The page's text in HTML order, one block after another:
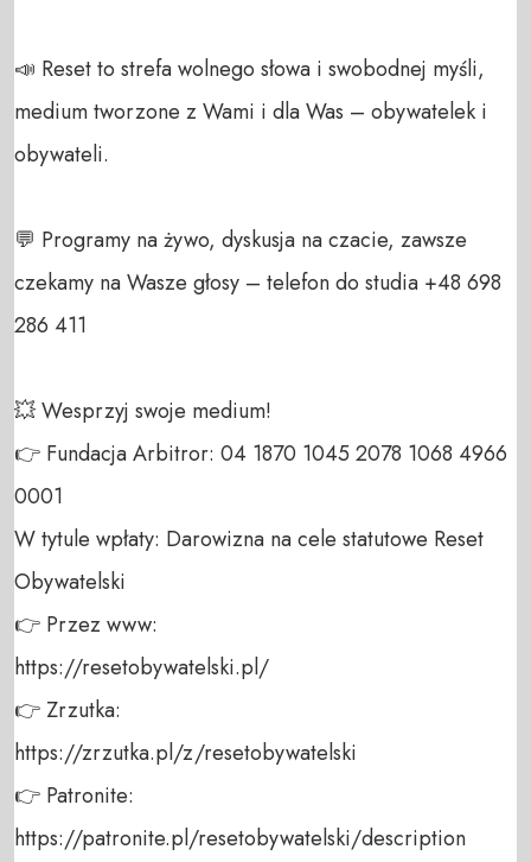
📣 Reset to strefa wolnego słowa i swobodnej myśli,
medium tworzone z Wami i dla Was – obywatelek i
obywateli.
💬 Programy na żywo, dyskusja na czacie, zawsze
czekamy na Wasze głosy – telefon do studia +48 698
286 411
💥 Wesprzyj swoje medium!
👉 Fundacja Arbitror: 04 1870 1045 2078 1068 4966
0001
W tytule wpłaty: Darowizna na cele statutowe Reset
Obywatelski
👉 Przez www:
https://resetobywatelski.pl/
👉 Zrzutka:
https://zrzutka.pl/z/resetobywatelski
👉 Patronite:
https://patronite.pl/resetobywatelski/description